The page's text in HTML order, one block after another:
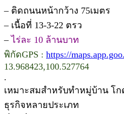
– ติดถนนหน้ากว้าง 75เมตร
– เนื้อที่ 13-3-22 ตรว
– ไร่ละ 10 ล้านบาท
พิกัดGPS : https://
13.968423,100.527764
.
เหมาะสมสำหรับทำหมู่บ้าน โ
ธุรกิจหลายประเภท